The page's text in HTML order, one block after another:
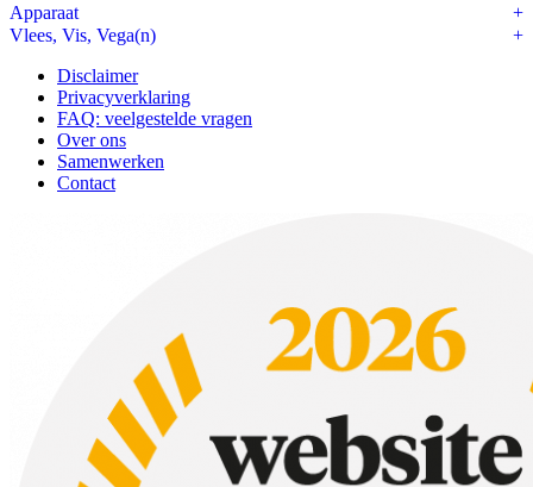
Apparaat
Vlees, Vis, Vega(n)
Disclaimer
Privacyverklaring
FAQ: veelgestelde vragen
Over ons
Samenwerken
Contact